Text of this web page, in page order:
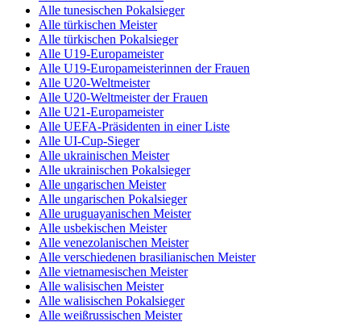
Alle tunesischen Pokalsieger
Alle türkischen Meister
Alle türkischen Pokalsieger
Alle U19-Europameister
Alle U19-Europameisterinnen der Frauen
Alle U20-Weltmeister
Alle U20-Weltmeister der Frauen
Alle U21-Europameister
Alle UEFA-Präsidenten in einer Liste
Alle UI-Cup-Sieger
Alle ukrainischen Meister
Alle ukrainischen Pokalsieger
Alle ungarischen Meister
Alle ungarischen Pokalsieger
Alle uruguayanischen Meister
Alle usbekischen Meister
Alle venezolanischen Meister
Alle verschiedenen brasilianischen Meister
Alle vietnamesischen Meister
Alle walisischen Meister
Alle walisischen Pokalsieger
Alle weißrussischen Meister